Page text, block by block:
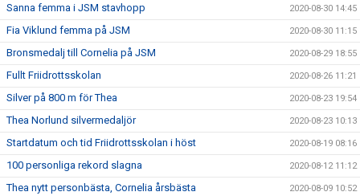
Sanna femma i JSM stavhopp 2020-08-30 14:45
Fia Viklund femma på JSM 2020-08-30 11:15
Bronsmedalj till Cornelia på JSM 2020-08-29 18:55
Fullt Friidrottsskolan 2020-08-26 11:21
Silver på 800 m för Thea 2020-08-23 19:54
Thea Norlund silvermedaljör 2020-08-23 10:13
Startdatum och tid Friidrottsskolan i höst 2020-08-19 08:16
100 personliga rekord slagna 2020-08-12 11:12
Thea nytt personbästa, Cornelia årsbästa 2020-08-09 10:52